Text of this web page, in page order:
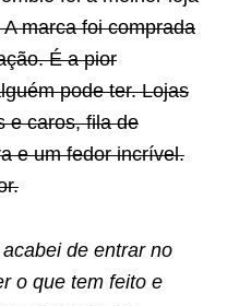
A marca foi comprada
É a pior
pode ter. Lojas
e caros, fila de
e um fedor incrível.
de entrar no
o que tem feito e